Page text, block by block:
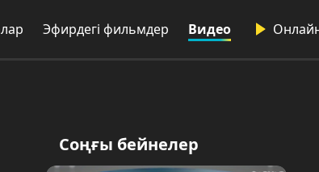
Эфирдегі фильмдер Видео Онлайн
Соңғы бейнелер